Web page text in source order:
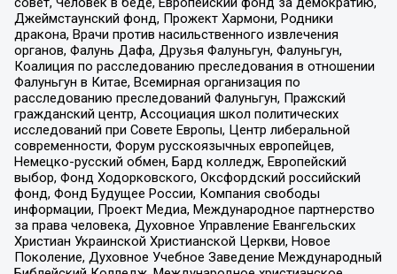
Джеймстаунский фонд, Прожект Хармони, Родники
дракона, Врачи против насильственного извлечения
органов, Фалунь Дафа, Друзья Фалуньгун, Фалуньгун,
Коалиция по расследованию преследования в отношении
Фалуньгун в Китае, Всемирная организация по
расследованию преследований Фалуньгун, Пражский
гражданский центр, Ассоциация школ политических
исследований при Совете Европы, Центр либеральной
современности, Форум русскоязычных европейцев,
Немецко-русский обмен, Бард колледж, Европейский
выбор, Фонд Ходорковского, Оксфордский российский
фонд, Фонд Будущее России, Компания свободы
информации, Проект Медиа, Международное партнерство
за права человека, Духовное Управление Евангельских
Христиан Украинской Христианской Церкви, Новое
Поколение, Духовное Учебное Заведение Международный